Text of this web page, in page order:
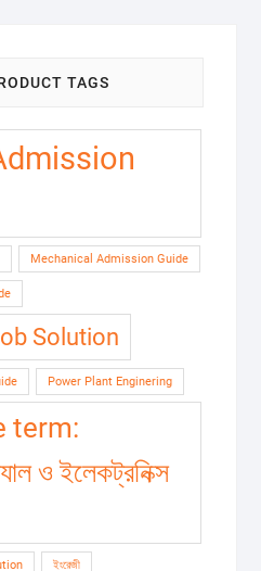
TAGS
Mechanical Admission Guide
Solution
Power Plant Enginering
term:
ও ইলেকট্রনিক্স
ইংরেজী